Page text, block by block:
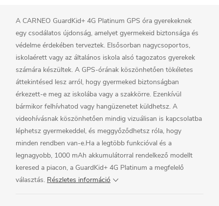
A CARNEO GuardKid+ 4G Platinum GPS óra gyerekeknek
egy csodálatos újdonság, amelyet gyermekeid biztonsága és
védelme érdekében terveztek. Elsősorban nagycsoportos,
iskolaérett vagy az általános iskola alsó tagozatos gyerekek
számára készültek. A GPS-órának köszönhetően tökéletes
áttekintésed lesz arról, hogy gyermeked biztonságban
érkezett-e meg az iskolába vagy a szakkörre. Ezenkívül
bármikor felhívhatod vagy hangüzenetet küldhetsz. A
videohívásnak köszönhetően mindig vizuálisan is kapcsolatba
léphetsz gyermekeddel, és meggyőződhetsz róla, hogy
minden rendben van-e.Ha a legtöbb funkcióval és a
legnagyobb, 1000 mAh akkumulátorral rendelkező modellt
keresed a piacon, a GuardKid+ 4G Platinum a megfelelő
választás. Részletes információ